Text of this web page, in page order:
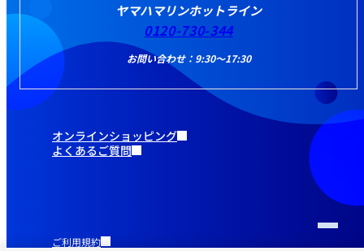
ヤマハマリンホットライン
0120-730-344
お問い合わせ：9:30～17:30
オンラインショッピング
よくあるご質問
ご利用規約